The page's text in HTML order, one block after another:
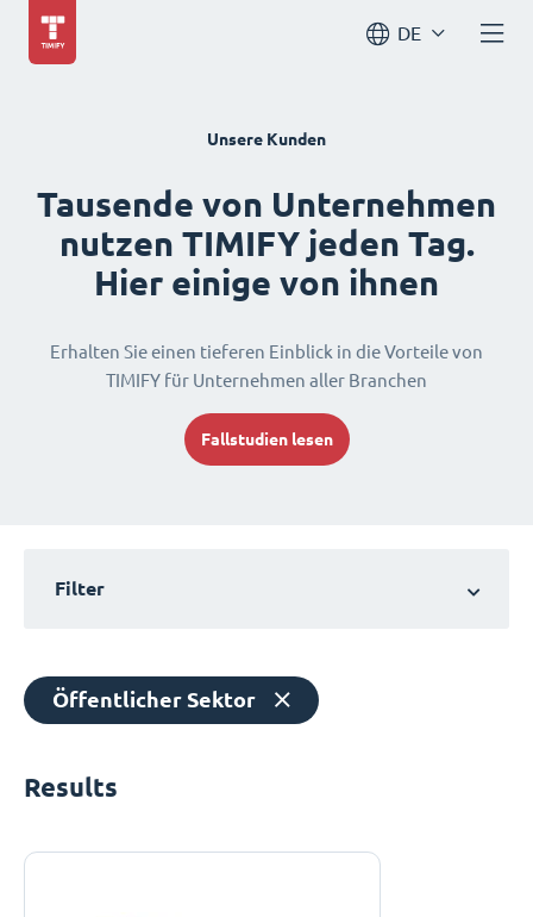
DE
Unsere Kunden
Tausende von Unternehmen
nutzen TIMIFY jeden Tag.
Hier einige von ihnen
Erhalten Sie einen tieferen Einblick in die Vorteile von
TIMIFY für Unternehmen aller Branchen
Fallstudien lesen
Filter
Öffentlicher Sektor
Results